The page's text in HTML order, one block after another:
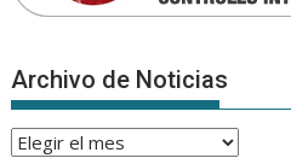
Archivo de Noticias
Archivo